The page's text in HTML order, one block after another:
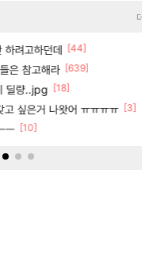
하려고하던데
[44]
은 참고해라 [639]
딜량..jpg [18]
고 싶은거 나왓어 ㅠㅠㅠㅠ [3]
ㅡ [10]
녀왔습니다. [1]
공개
하는 법
즈’, 30~40fps 목표 추정
노트 (8/5)